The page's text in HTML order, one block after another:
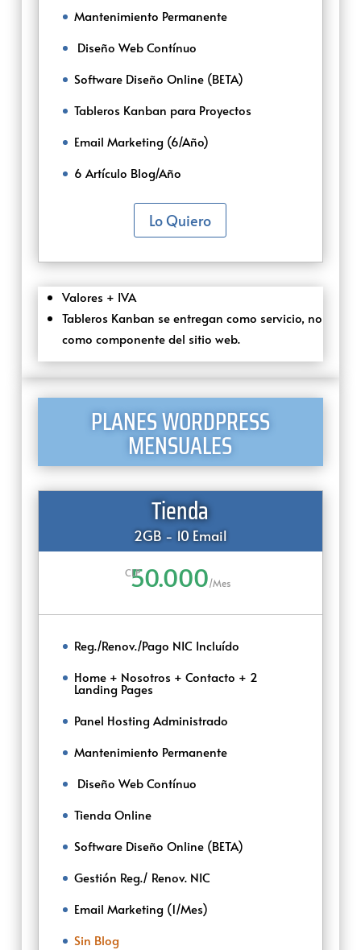
Mantenimiento Permanente
‌‌ ‌Diseño Web Contínuo
Software Diseño Online (BETA)
Tableros Kanban para Proyectos
Email Marketing (6/Año)
6 Artículo Blog/Año
Lo Quiero
Valores + IVA
Tableros Kanban se entregan como servicio, no
como componente del sitio web.
PLANES WORDPRESS
MENSUALES
Tienda
2GB - 10 Email
CLP
50.000/Mes
Reg./Renov./Pago NIC Incluído
Home + Nosotros + Contacto + 2
Landing Pages
Panel Hosting Administrado
Mantenimiento Permanente
‌‌ ‌Diseño Web Contínuo
Tienda Online
Software Diseño Online (BETA)
Gestión Reg./ Renov. NIC
Email Marketing (1/Mes)
Sin Blog